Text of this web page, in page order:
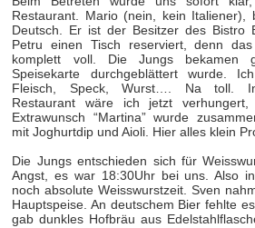
Restaurant. Mario (nein, kein
Deutsch. Er ist der Besitzer des Bistro
Petru einen Tisch reserviert, denn
komplett voll. Die Jungs bekamen
Speisekarte durchgeblättert wurde.
Fleisch, Speck, Wurst…. Na toll.
Restaurant wäre ich jetzt
Extrawunsch “Martina” wurde
mit Joghurtdip und Aioli. Hier alles klein
Die Jungs entschieden sich für
Angst, es war 18:30Uhr bei uns. Also
noch absolute Weisswurstzeit. Sven
Hauptspeise. An deutschem Bier fehlte
gab dunkles Hofbräu aus